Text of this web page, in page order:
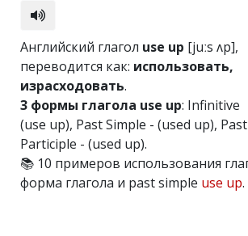
Английский глагол use up [juːs ʌp],
переводится как: использовать,
израсходовать.
3 формы глагола use up: Infinitive
(use up), Past Simple - (used up), Past
Participle - (used up).
📚 10 примеров использования
форма глагола и past simple use up.